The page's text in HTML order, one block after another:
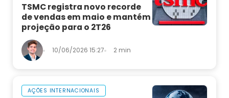
TSMC registra novo recorde
de vendas em maio e mantém
projeção para o 2T26
10/06/2026 15:27 2 min
AÇÕES INTERNACIONAIS